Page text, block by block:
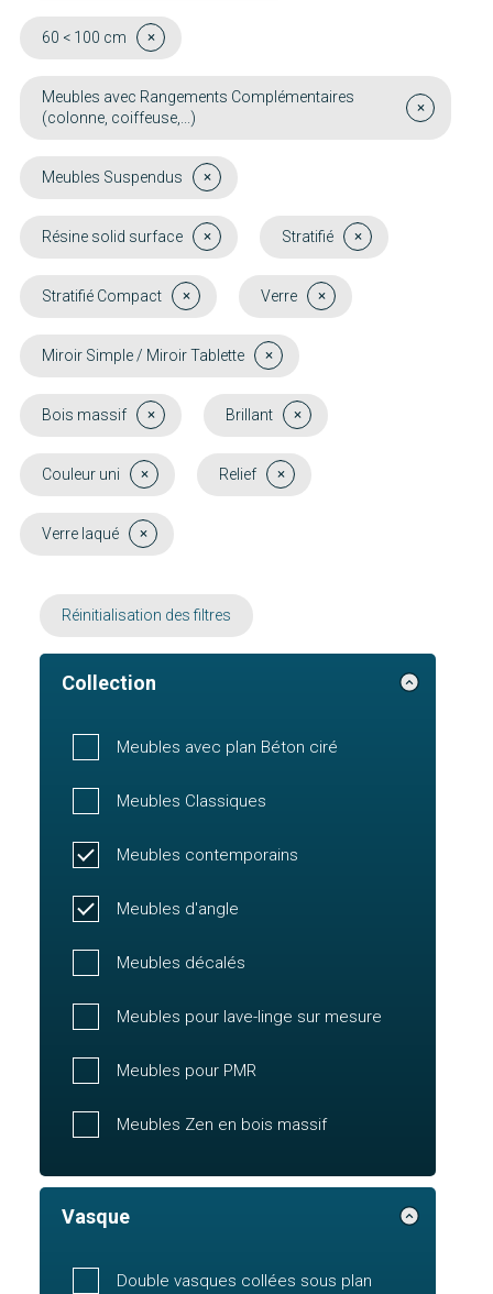
60 < 100 cm
Meubles avec Rangements Complémentaires
(colonne, coiffeuse,...)
Meubles Suspendus
Résine solid surface Stratifié
Stratifié Compact Verre
Miroir Simple / Miroir Tablette
Bois massif Brillant
Couleur uni Relief
Verre laqué
Réinitialisation des filtres
Collection
Meubles avec plan Béton ciré
Meubles Classiques
Meubles contemporains
Meubles d'angle
Meubles décalés
Meubles pour lave-linge sur mesure
Meubles pour PMR
Meubles Zen en bois massif
Vasque
Double vasques collées sous plan